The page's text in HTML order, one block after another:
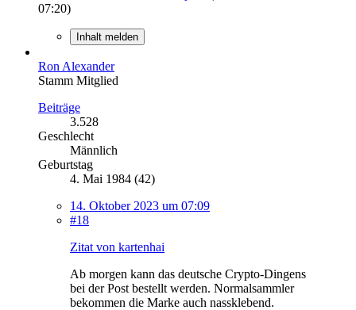
07:20)
Inhalt melden
Ron Alexander
Stamm Mitglied
Beiträge
3.528
Geschlecht
Männlich
Geburtstag
4. Mai 1984 (42)
14. Oktober 2023 um 07:09
#18
Zitat von kartenhai
Ab morgen kann das deutsche Crypto-Dingens
bei der Post bestellt werden. Normalsammler
bekommen die Marke auch nassklebend.